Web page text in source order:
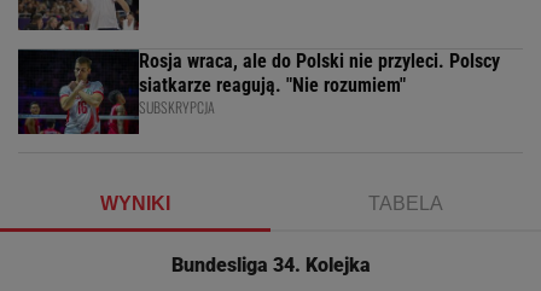
Rosja wraca, ale do Polski nie przyleci. Polscy
siatkarze reagują. "Nie rozumiem"
SUBSKRYPCJA
WYNIKI TABELA
Bundesliga 34. Kolejka